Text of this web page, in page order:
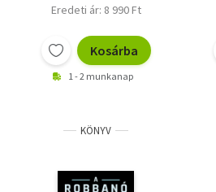
Eredeti ár: 8 990 Ft
Kosárba
1 - 2 munkanap
KÖNYV